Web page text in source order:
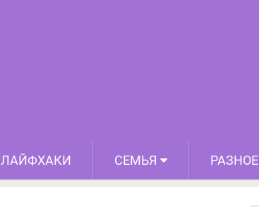
ЛАЙФХАКИ СЕМЬЯ РАЗНОЕ